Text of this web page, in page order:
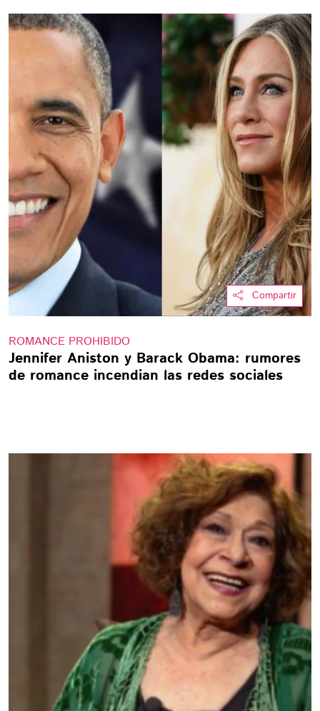
Compartir
ROMANCE PROHIBIDO
Jennifer Aniston y Barack Obama: rumores
de romance incendian las redes sociales